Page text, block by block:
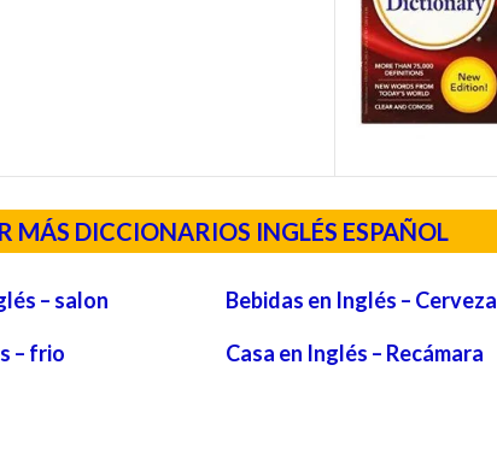
MÁS DICCIONARIOS INGLÉS ESPAÑOL
– salon Bebidas en Inglés – Cerveza
– frio Casa en Inglés – Recámara